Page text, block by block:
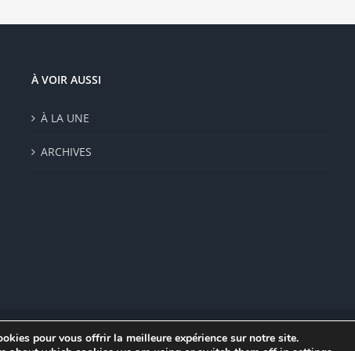
À VOIR AUSSI
À LA UNE
ARCHIVES
Mentions légales |Politique de confidentialité|CGV
pour vous offrir la meilleure expérience sur notre site.